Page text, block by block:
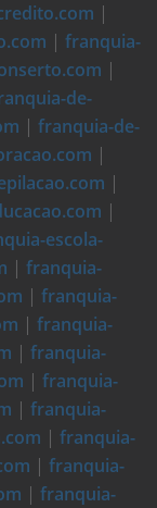
|
| franquia-
|
de-
| franquia-de-
|
|
|
escola-
| franquia-
| franquia-
| franquia-
| franquia-
| franquia-
| franquia-
| franquia-
| franquia-
| franquia-